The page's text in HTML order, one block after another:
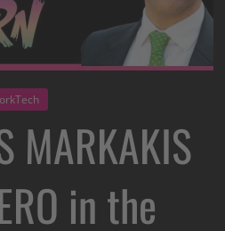
MARKAKIS
in the